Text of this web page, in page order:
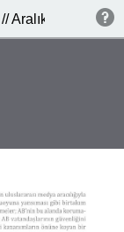
Aralık 2015